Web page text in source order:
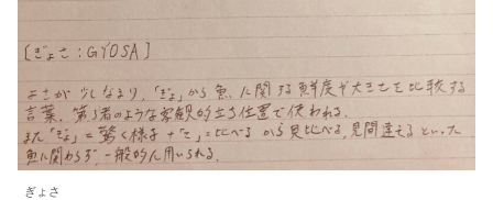
ぎょさ